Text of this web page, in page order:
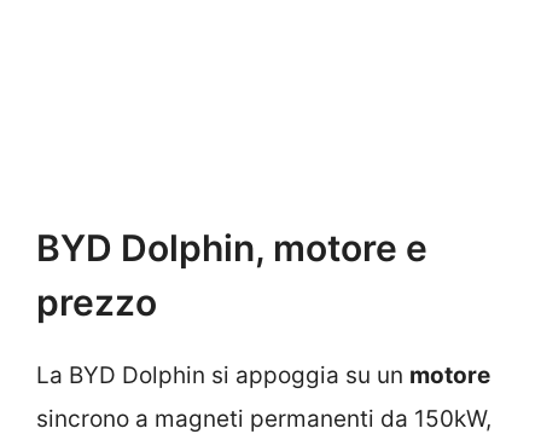
BYD Dolphin, motore e
prezzo
La BYD Dolphin si appoggia su un motore
sincrono a magneti permanenti da 150kW,